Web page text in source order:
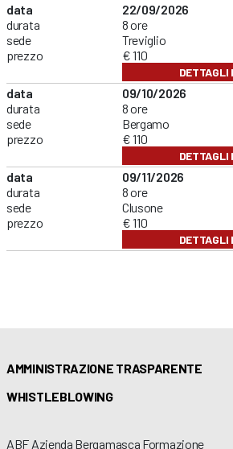
data
durata
sede
prezzo
22/09/2026
8 ore
Treviglio
€ 110
DETTAGLI
data
durata
sede
prezzo
09/10/2026
8 ore
Bergamo
€ 110
DETTAGLI
data
durata
sede
prezzo
09/11/2026
8 ore
Clusone
€ 110
DETTAGLI
AMMINISTRAZIONE TRASPARENTE
WHISTLEBLOWING
ABF Azienda Bergamasca Formazione